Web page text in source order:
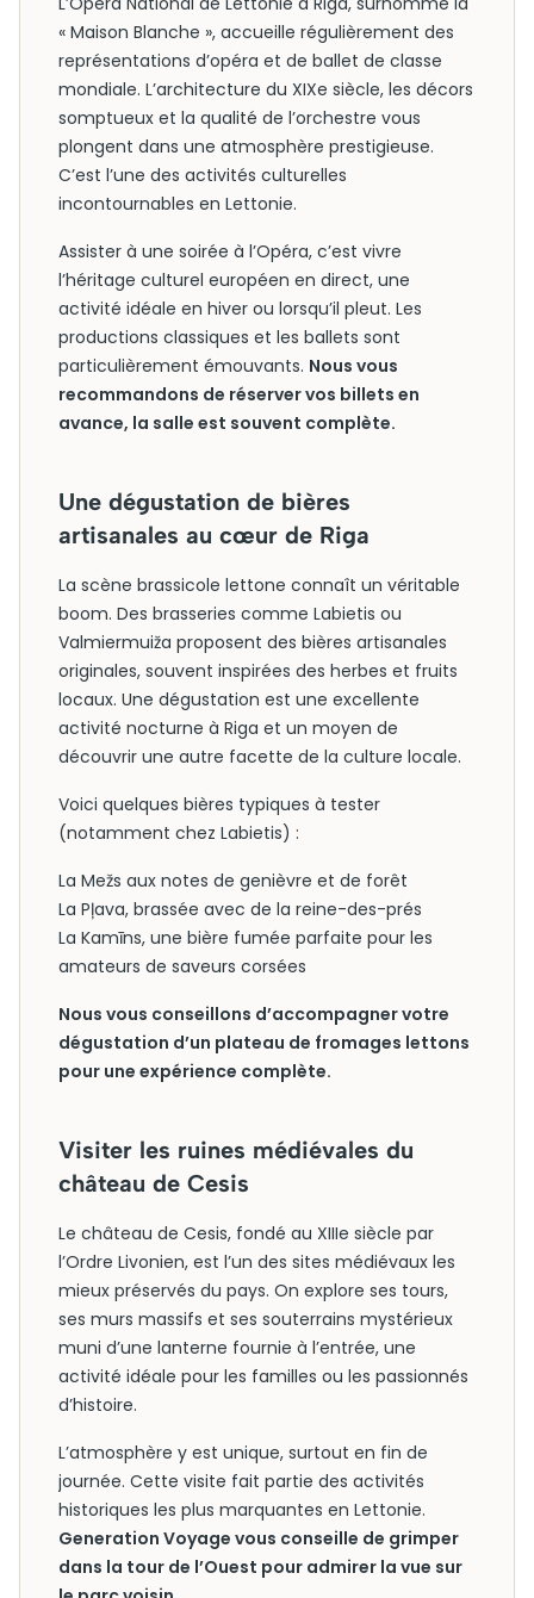
« Maison Blanche », accueille régulièrement des
représentations d’opéra et de ballet de classe
mondiale. L’architecture du XIXe siècle, les décors
somptueux et la qualité de l’orchestre vous
plongent dans une atmosphère prestigieuse.
C’est l’une des activités culturelles
incontournables en Lettonie.
Assister à une soirée à l’Opéra, c’est vivre
l’héritage culturel européen en direct, une
activité idéale en hiver ou lorsqu’il pleut. Les
productions classiques et les ballets sont
particulièrement émouvants. Nous vous
recommandons de réserver vos billets en
avance, la salle est souvent complète.
Une dégustation de bières
artisanales au cœur de Riga
La scène brassicole lettone connaît un véritable
boom. Des brasseries comme Labietis ou
Valmiermuiža proposent des bières artisanales
originales, souvent inspirées des herbes et fruits
locaux. Une dégustation est une excellente
activité nocturne à Riga et un moyen de
découvrir une autre facette de la culture locale.
Voici quelques bières typiques à tester
(notamment chez Labietis) :
La Mežs aux notes de genièvre et de forêt
La Pļava, brassée avec de la reine-des-prés
La Kamīns, une bière fumée parfaite pour les
amateurs de saveurs corsées
Nous vous conseillons d’accompagner votre
dégustation d’un plateau de fromages lettons
pour une expérience complète.
Visiter les ruines médiévales du
château de Cesis
Le château de Cesis, fondé au XIIIe siècle par
l’Ordre Livonien, est l’un des sites médiévaux les
mieux préservés du pays. On explore ses tours,
ses murs massifs et ses souterrains mystérieux
muni d’une lanterne fournie à l’entrée, une
activité idéale pour les familles ou les passionnés
d’histoire.
L’atmosphère y est unique, surtout en fin de
journée. Cette visite fait partie des activités
historiques les plus marquantes en Lettonie.
Generation Voyage vous conseille de grimper
dans la tour de l’Ouest pour admirer la vue sur